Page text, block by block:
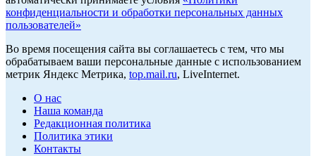
конфиденциальности и обработки персональных данных
пользователей»
Во время посещения сайта вы соглашаетесь с тем, что мы
обрабатываем ваши персональные данные с использованием
метрик Яндекс Метрика, top.mail.ru, LiveInternet.
О нас
Наша команда
Редакционная политика
Политика этики
Контакты